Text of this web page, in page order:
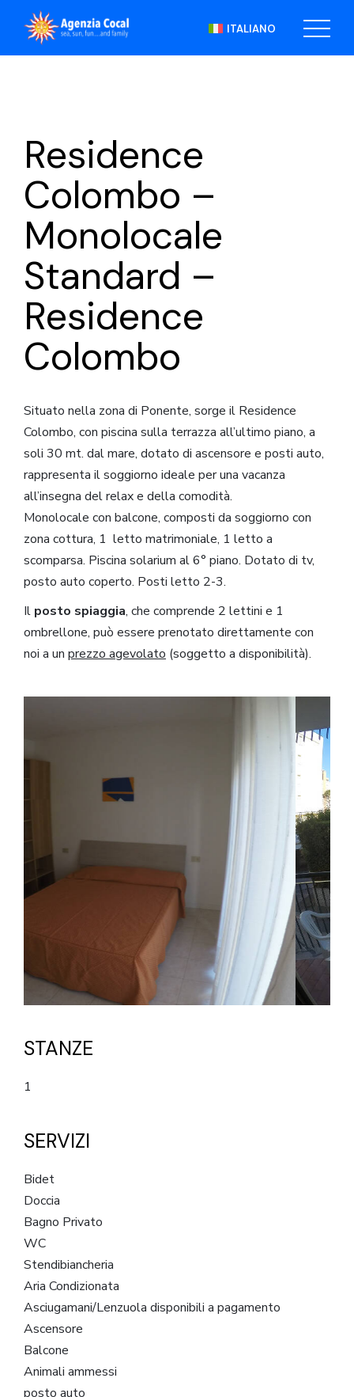
content
ITALIANO
Residence
Colombo –
Monolocale
Standard –
Residence
Colombo
Situato nella zona di Ponente, sorge il Residence
Colombo, con piscina sulla terrazza all’ultimo piano, a
soli 30 mt. dal mare, dotato di ascensore e posti auto,
rappresenta il soggiorno ideale per una vacanza
all’insegna del relax e della comodità.
Monolocale con balcone, composti da soggiorno con
zona cottura, 1 letto matrimoniale, 1 letto a
scomparsa. Piscina solarium al 6° piano. Dotato di tv,
posto auto coperto. Posti letto 2-3.
Il posto spiaggia, che comprende 2 lettini e 1
ombrellone, può essere prenotato direttamente con
noi a un prezzo agevolato (soggetto a disponibilità).
STANZE
1
SERVIZI
Bidet
Doccia
Bagno Privato
WC
Stendibiancheria
Aria Condizionata
Asciugamani/Lenzuola disponibili a pagamento
Ascensore
Balcone
Animali ammessi
posto auto